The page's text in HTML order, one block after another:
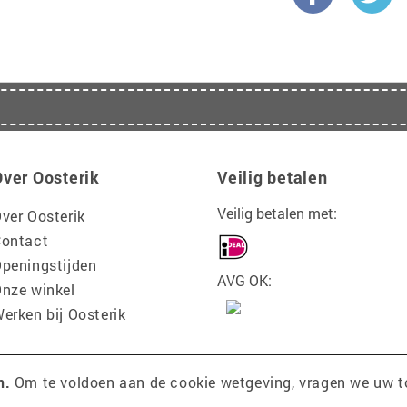
Om te voldoen aan de cookie wetgeving, vragen we
Oosterik
Oosterik
winkel
bij Oosterik
Veilig betalen
Veilig betalen met:
AVG OK: